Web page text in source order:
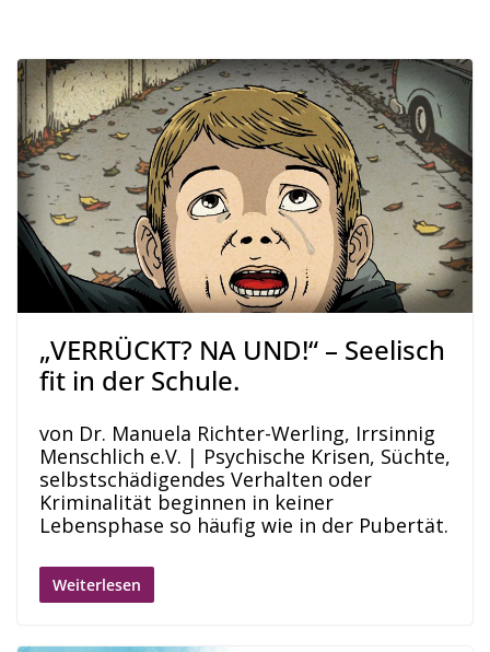
„VERRÜCKT? NA UND!“ – Seelisch
fit in der Schule.
von Dr. Manuela Richter-Werling, Irrsinnig
Menschlich e.V. | Psychische Krisen, Süchte,
selbstschädigendes Verhalten oder
Kriminalität beginnen in keiner
Lebensphase so häufig wie in der Pubertät.
Weiterlesen